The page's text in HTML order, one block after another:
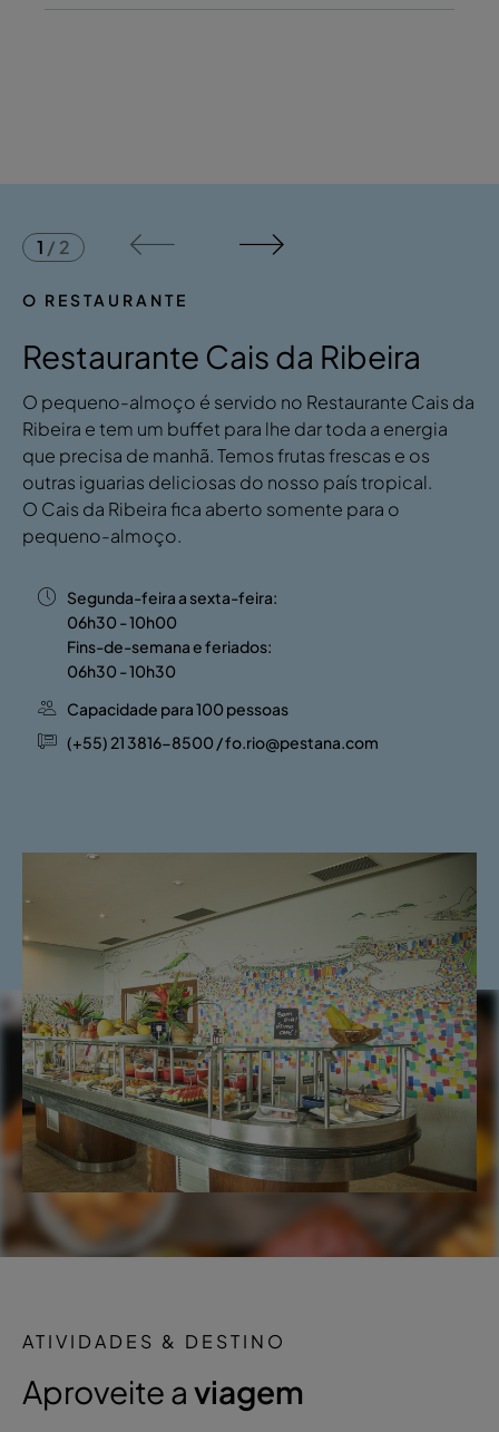
O RESTAURANTE
Restaurante Cais da Ribeira
​O pequeno-almoço é servido no Restaurante Cais da
Ribeira e tem um buffet para lhe dar toda a energia
que precisa de manhã. Temos frutas frescas e os
outras iguarias deliciosas do nosso país tropical.
O Cais da Ribeira fica aberto somente para o
pequeno-almoço.
Segunda-feira a sexta-feira:
06h30 - 10h00
Fins-de-semana e feriados:
06h30 - 10h30
Capacidade para 100 pessoas
(+55) 21 3816-8500 / fo.rio@pestana.com
1 / 2
ATIVIDADES & DESTINO
Aproveite a viagem